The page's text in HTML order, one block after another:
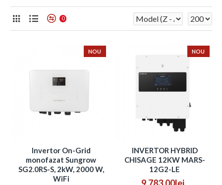
0
NOU
Invertor On-Grid
monofazat Sungrow
SG2.0RS-S, 2kW, 2000 W,
WiFi
NOU
INVERTOR HYBRID
CHISAGE 12KW MARS-
12G2-LE